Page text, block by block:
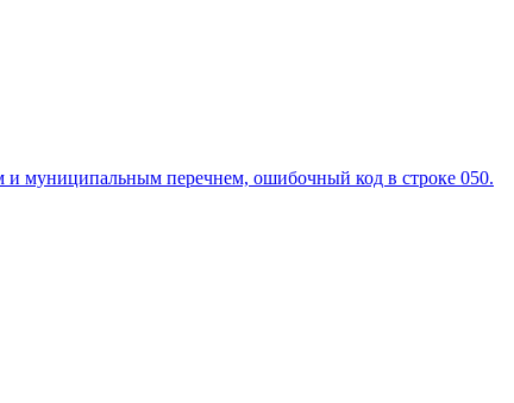
и муниципальным перечнем, ошибочный код в строке 050.